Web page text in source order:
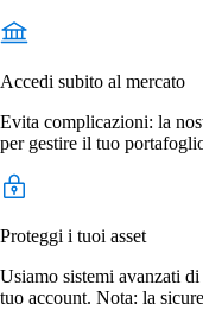
Accedi subito al mercato
Evita complicazioni: la
per gestire il tuo
Proteggi i tuoi asset
Usiamo sistemi avanzati
tuo account. Nota: la